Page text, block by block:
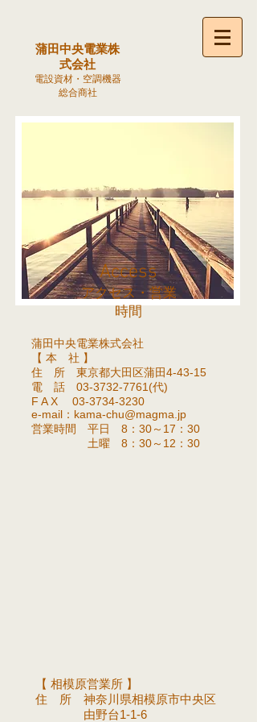
蒲田中央電業株
式会社
電設資材・空調機器
総合商社
Access
アクセス・営業
時間
蒲田中央電業株式会社
【 本 社 】
住 所 東京都大田区蒲田4-43-15
電 話 03-3732-7761(代)
F A X 03-3734-3230
e-mail： kama-chu@magma.jp
営業時間 平日 8：30～17：30
土曜 8：30～12：30
【 相模原営業所 】
住 所 神奈川県相模原市中央区
由野台1-1-6